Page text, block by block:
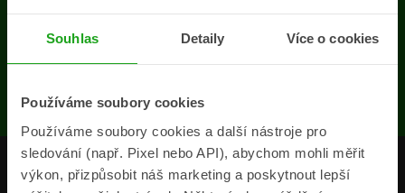
Souhlas Detaily Více o cookies
Používáme soubory cookies
Používáme soubory cookies a další nástroje pro
sledování (např. Pixel nebo API), abychom mohli měřit
výkon, přizpůsobit náš marketing a poskytnout lepší
chyba
Produkty